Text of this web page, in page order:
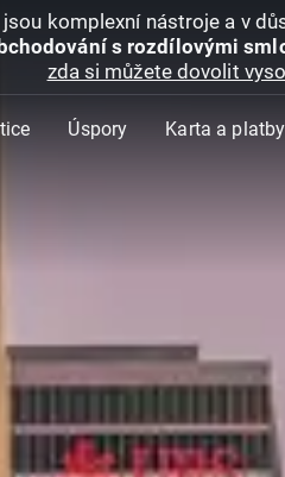
komplexní nástroje a v
s rozdílovými
zda si můžete dovolit
Úspory Karta a platby